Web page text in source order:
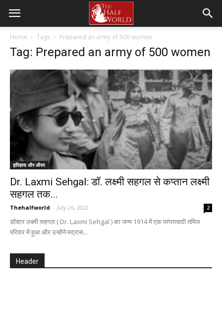
Home Tags Prepared an army of 500 women
Tag: Prepared an army of 500 women
इतिहास और औरत
Dr. Laxmi Sehgal: डॉ. लक्ष्मी सहगल से कप्तान लक्ष्मी
सहगल तक...
Thehalfworld - July 26, 2022 2
डॉक्टर लक्ष्मी सहगल ( Dr. Laxmi Sehgal ) का जन्म 1914 में एक परंपरावादी तमिल
परिवार में हुआ और उन्होंने मद्रास...
Header